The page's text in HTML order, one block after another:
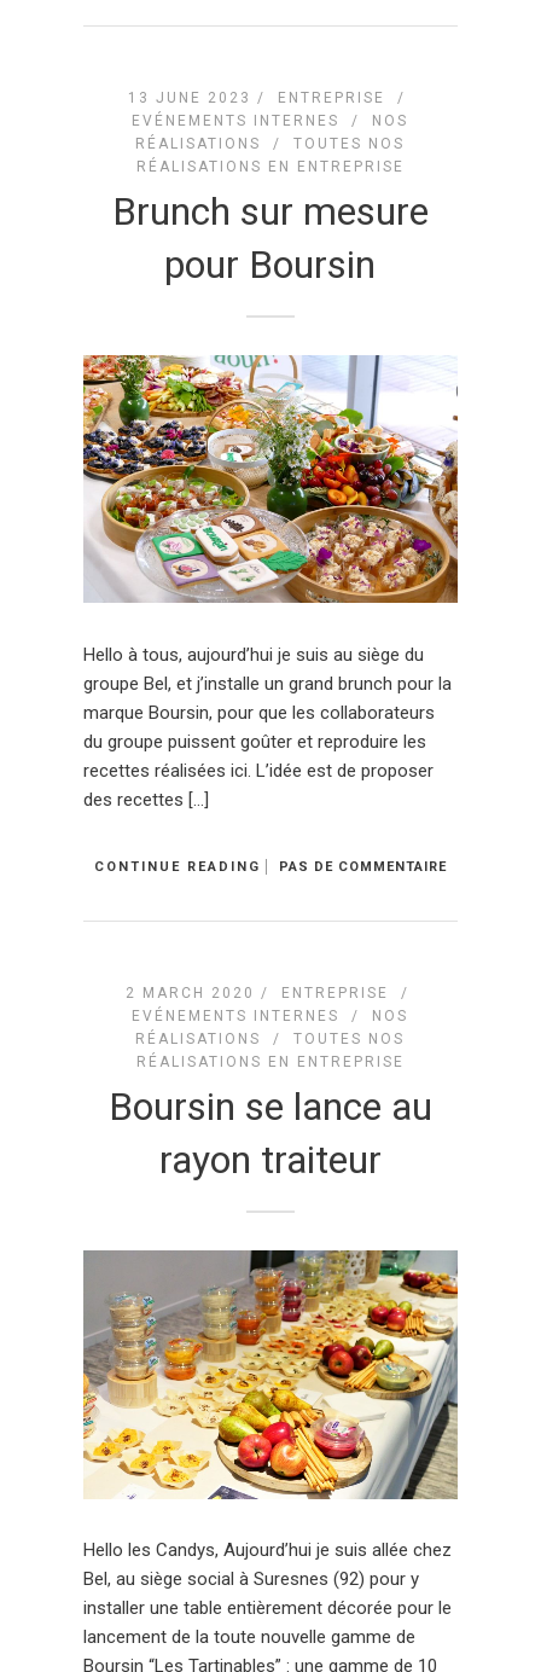
13 JUNE 2023 / ENTREPRISE
/
EVÉNEMENTS INTERNES
/ NOS
RÉALISATIONS
/TOUTES NOS
RÉALISATIONS EN ENTREPRISE
Brunch sur mesure
pour Boursin
Hello à tous, aujourd’hui je suis au siège du
groupe Bel, et j’installe un grand brunch pour la
marque Boursin, pour que les collaborateurs
du groupe puissent goûter et reproduire les
recettes réalisées ici. L’idée est de proposer
des recettes […]
CONTINUE READING PAS DE COMMENTAIRE
2 MARCH 2020 / ENTREPRISE
/
EVÉNEMENTS INTERNES
/
NOS
RÉALISATIONS
/TOUTES NOS
RÉALISATIONS EN ENTREPRISE
Boursin se lance au
rayon traiteur
Hello les Candys, Aujourd’hui je suis allée chez
Bel, au siège social à Suresnes (92) pour y
installer une table entièrement décorée pour le
lancement de la toute nouvelle gamme de
Boursin “Les Tartinables” : une gamme de 10